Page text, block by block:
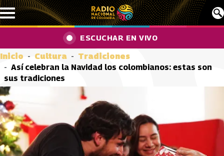
Pasar al contenido principal
ESCUCHAR EN VIVO
Inicio Cultura
Tradiciones
Así celebran la Navidad los colombianos: estas son
sus tradiciones